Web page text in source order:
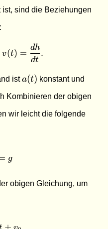
sind die Beziehungen
a(t) = \frac{dv}{dt},
v(t) =
dt
dh.
ista(t)
a(t) konstant und
Kombinieren der obigen
wir leicht die folgende
g
obigen Gleichung, um
\frac{dh}{dt} = gt + v_0